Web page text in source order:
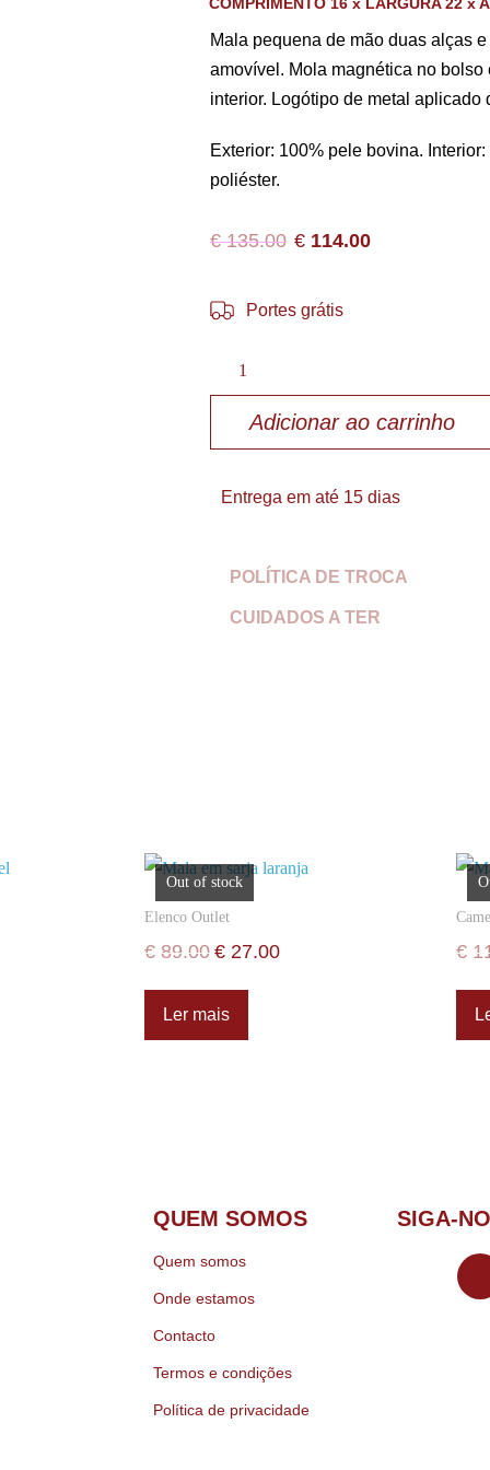
Mala pequena de mão duas alças
amovível. Mola magnética no bolso
interior. Logótipo de metal aplicado
Exterior: 100% pele bovina.
poliéster.
€135.00 € 114.00
Portes grátis
Adicionar ao carrinho
Entrega em até 15 dias
POLÍTICA DE TROCA
CUIDADOS A TER
Out of stock
Elenco Outlet
€ 89.00 € 27.00
Ler mais
€
QUEM SOMOS
Quem somos
Onde estamos
Contacto
Termos e condições
Política de privacidade
SIGA-